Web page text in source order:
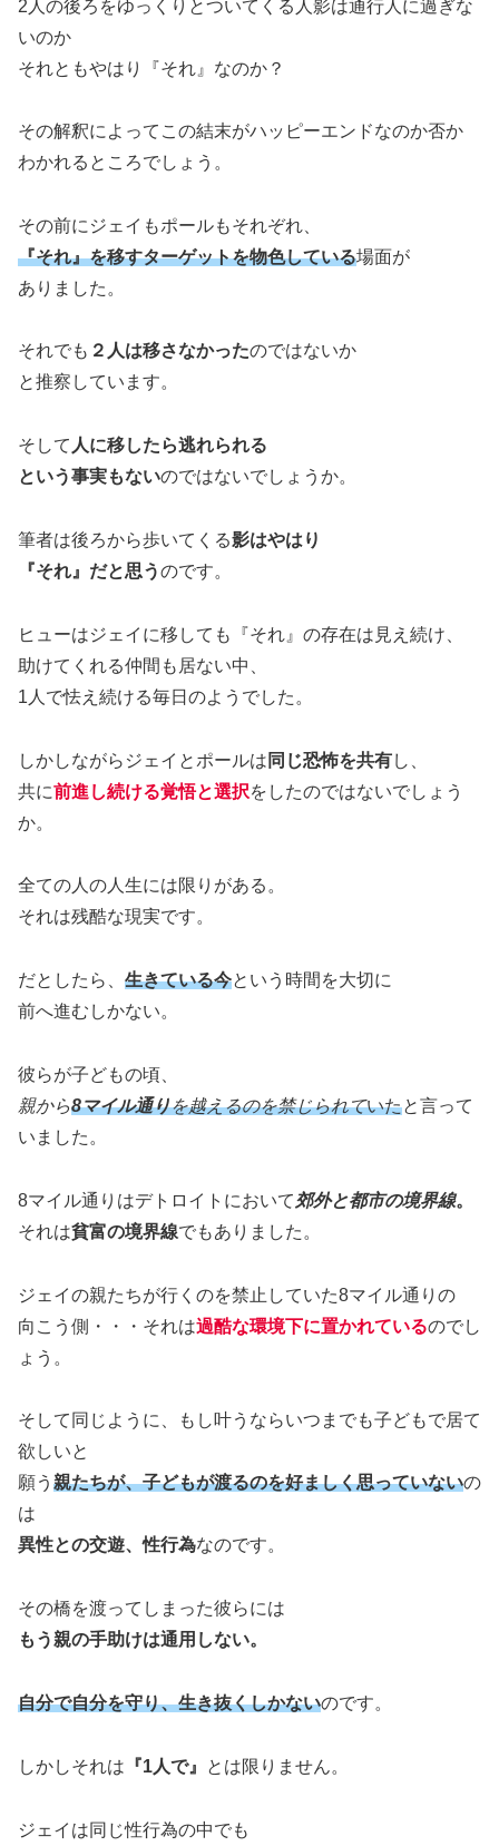
2人の後ろをゆっくりとついてくる人影は通行人に過ぎな
いのか
それともやはり『それ』なのか？
その解釈によってこの結末がハッピーエンドなのか否か
わかれるところでしょう。
その前にジェイもポールもそれぞれ、
『それ』を移すターゲットを物色している場面が
ありました。
それでも ２人は移さなかったのではないか
と推察しています。
そして 人に移したら逃れられる
という事実もないのではないでしょうか。
筆者は後ろから歩いてくる影はやはり
『それ』だと思うのです。
ヒューはジェイに移しても『それ』の存在は見え続け、
助けてくれる仲間も居ない中、
1人で怯え続ける毎日のようでした。
しかしながらジェイとポールは 同じ恐怖を共有し、
共に前進し続ける覚悟と選択をしたのではないでしょう
か。
全ての人の人生には限りがある。
それは残酷な現実です。
だとしたら、 生きている今という時間を大切に
前へ進むしかない。
彼らが子どもの頃、
親から8マイル通りを越えるのを禁じられていたと言って
いました。
8マイル通りはデトロイトにおいて郊外と都市の境界線。
それは貧富の境界線でもありました。
ジェイの親たちが行くのを禁止していた8マイル通りの
向こう側・・・それは過酷な環境下に置かれているのでし
ょう。
そして同じように、もし叶うならいつまでも子どもで居て
欲しいと
願う 親たちが、子どもが渡るのを好ましく思っていないの
は
異性との交遊、性行為なのです。
その橋を渡ってしまった彼らには
もう親の手助けは通用しない。
自分で自分を守り、生き抜くしかないのです。
しかしそれは 『1人で』 とは限りません。
ジェイは同じ性行為の中でも